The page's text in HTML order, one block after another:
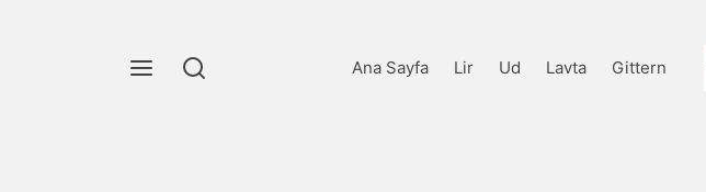
Ana Sayfa Lir Ud Lavta Gittern